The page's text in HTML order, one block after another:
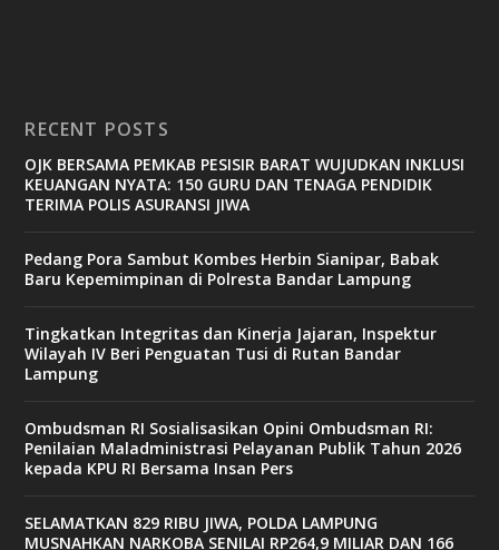
RECENT POSTS
OJK BERSAMA PEMKAB PESISIR BARAT WUJUDKAN INKLUSI
KEUANGAN NYATA: 150 GURU DAN TENAGA PENDIDIK
TERIMA POLIS ASURANSI JIWA
Pedang Pora Sambut Kombes Herbin Sianipar, Babak
Baru Kepemimpinan di Polresta Bandar Lampung
Tingkatkan Integritas dan Kinerja Jajaran, Inspektur
Wilayah IV Beri Penguatan Tusi di Rutan Bandar
Lampung
Ombudsman RI Sosialisasikan Opini Ombudsman RI:
Penilaian Maladministrasi Pelayanan Publik Tahun 2026
kepada KPU RI Bersama Insan Pers
SELAMATKAN 829 RIBU JIWA, POLDA LAMPUNG
MUSNAHKAN NARKOBA SENILAI RP264,9 MILIAR DAN 166